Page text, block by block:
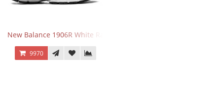
New Balance 1906R White Rain Cloud Silver Metallic
9970